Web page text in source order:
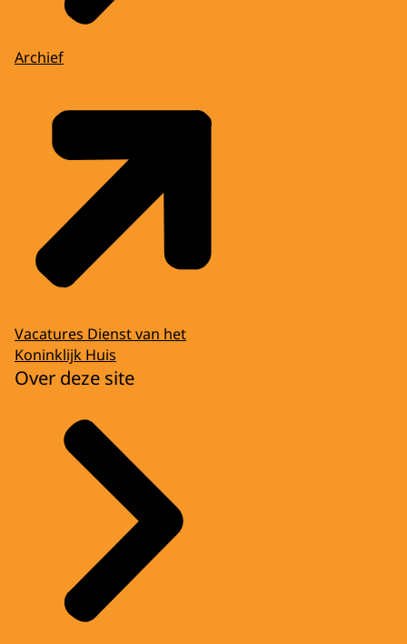
Archief
Vacatures Dienst van het
Koninklijk Huis
Over deze site